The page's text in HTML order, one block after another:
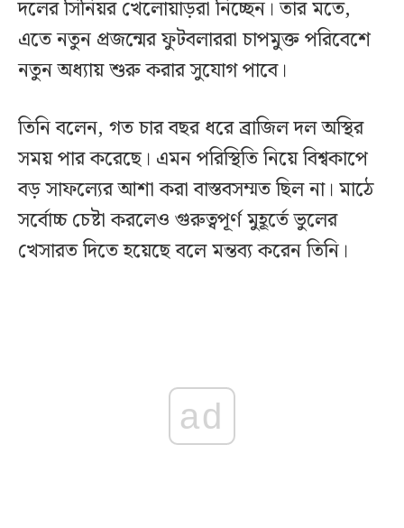
দলের সিনিয়র খেলোয়াড়রা নিচ্ছেন। তার মতে,
এতে নতুন প্রজন্মের ফুটবলাররা চাপমুক্ত পরিবেশে
নতুন অধ্যায় শুরু করার সুযোগ পাবে।
তিনি বলেন, গত চার বছর ধরে ব্রাজিল দল অস্থির
সময় পার করেছে। এমন পরিস্থিতি নিয়ে বিশ্বকাপে
বড় সাফল্যের আশা করা বাস্তবসম্মত ছিল না। মাঠে
সর্বোচ্চ চেষ্টা করলেও গুরুত্বপূর্ণ মুহূর্তে ভুলের
খেসারত দিতে হয়েছে বলে মন্তব্য করেন তিনি।
ad